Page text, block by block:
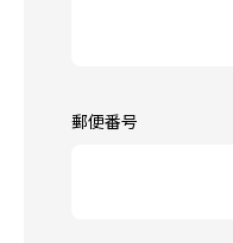
郵便番号